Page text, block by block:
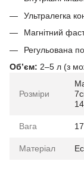
Ультралегка
Магнітний
Регульована
Обʼєм: 2–5 л (з
Розміри
Вага
Матеріал